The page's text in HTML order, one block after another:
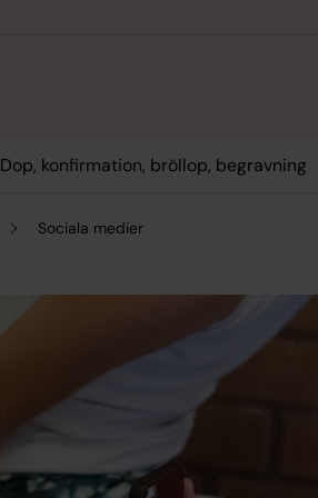
Dop, konfirmation, bröllop, begravning
Sociala medier